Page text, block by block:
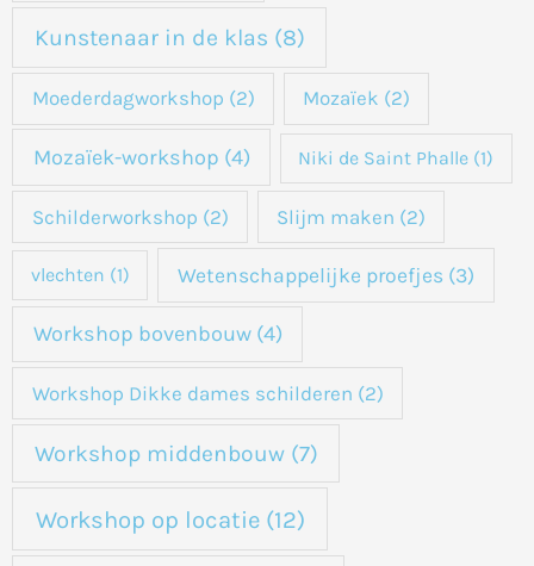
Kunstenaar in de klas (8)
Moederdagworkshop (2) Mozaïek (2)
Mozaïek-workshop (4) Niki de Saint Phalle (1)
Schilderworkshop (2) Slijm maken (2)
vlechten (1) Wetenschappelijke proefjes (3)
Workshop bovenbouw(4)
Workshop Dikke dames schilderen (2)
Workshop middenbouw(7)
Workshop op locatie(12)